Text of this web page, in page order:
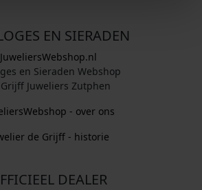
EN SIERADEN
JuweliersWebshop.nl
en Sieraden Webshop
Juweliers Zutphen
- over ons
de Grijff - historie
DEALER